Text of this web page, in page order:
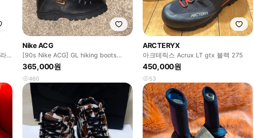
Nike ACG
[90s Nike ACG] GL hiking boots
US11
365,000원
460
ARCTERYX
아크테릭스 Acrux LT gtx 블랙 275
450,000원
53